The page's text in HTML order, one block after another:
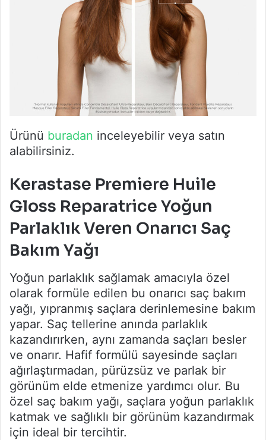
Ürünü buradan inceleyebilir veya satın
alabilirsiniz.
Kerastase Premiere Huile
Gloss Reparatrice Yoğun
Parlaklık Veren Onarıcı Saç
Bakım Yağı
Yoğun parlaklık sağlamak amacıyla özel
olarak formüle edilen bu onarıcı saç bakım
yağı, yıpranmış saçlara derinlemesine bakım
yapar. Saç tellerine anında parlaklık
kazandırırken, aynı zamanda saçları besler
ve onarır. Hafif formülü sayesinde saçları
ağırlaştırmadan, pürüzsüz ve parlak bir
görünüm elde etmenize yardımcı olur. Bu
özel saç bakım yağı, saçlara yoğun parlaklık
katmak ve sağlıklı bir görünüm kazandırmak
için ideal bir tercihtir.